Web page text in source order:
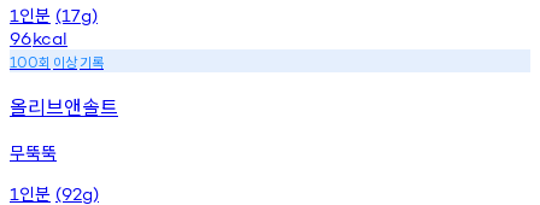
1 인분 (17g)
96kcal
100회 이상기록
올리브앤솔트
무뚝뚝
1 인분 (92g)